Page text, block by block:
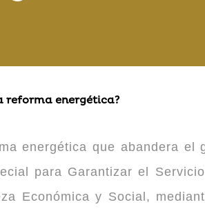
reforma energética?
energética que abandera el
para Garantizar el
Económica y Social,